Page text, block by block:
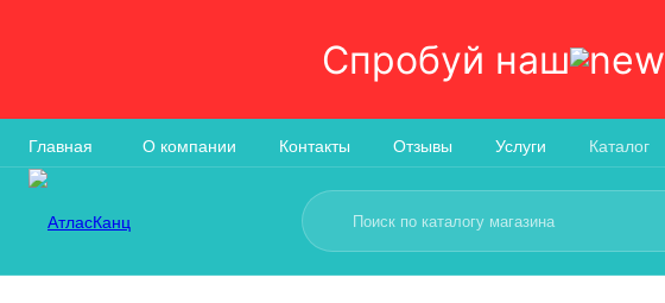
Спробуй наш
Главная О компании Контакты Отзывы Услуги Каталог